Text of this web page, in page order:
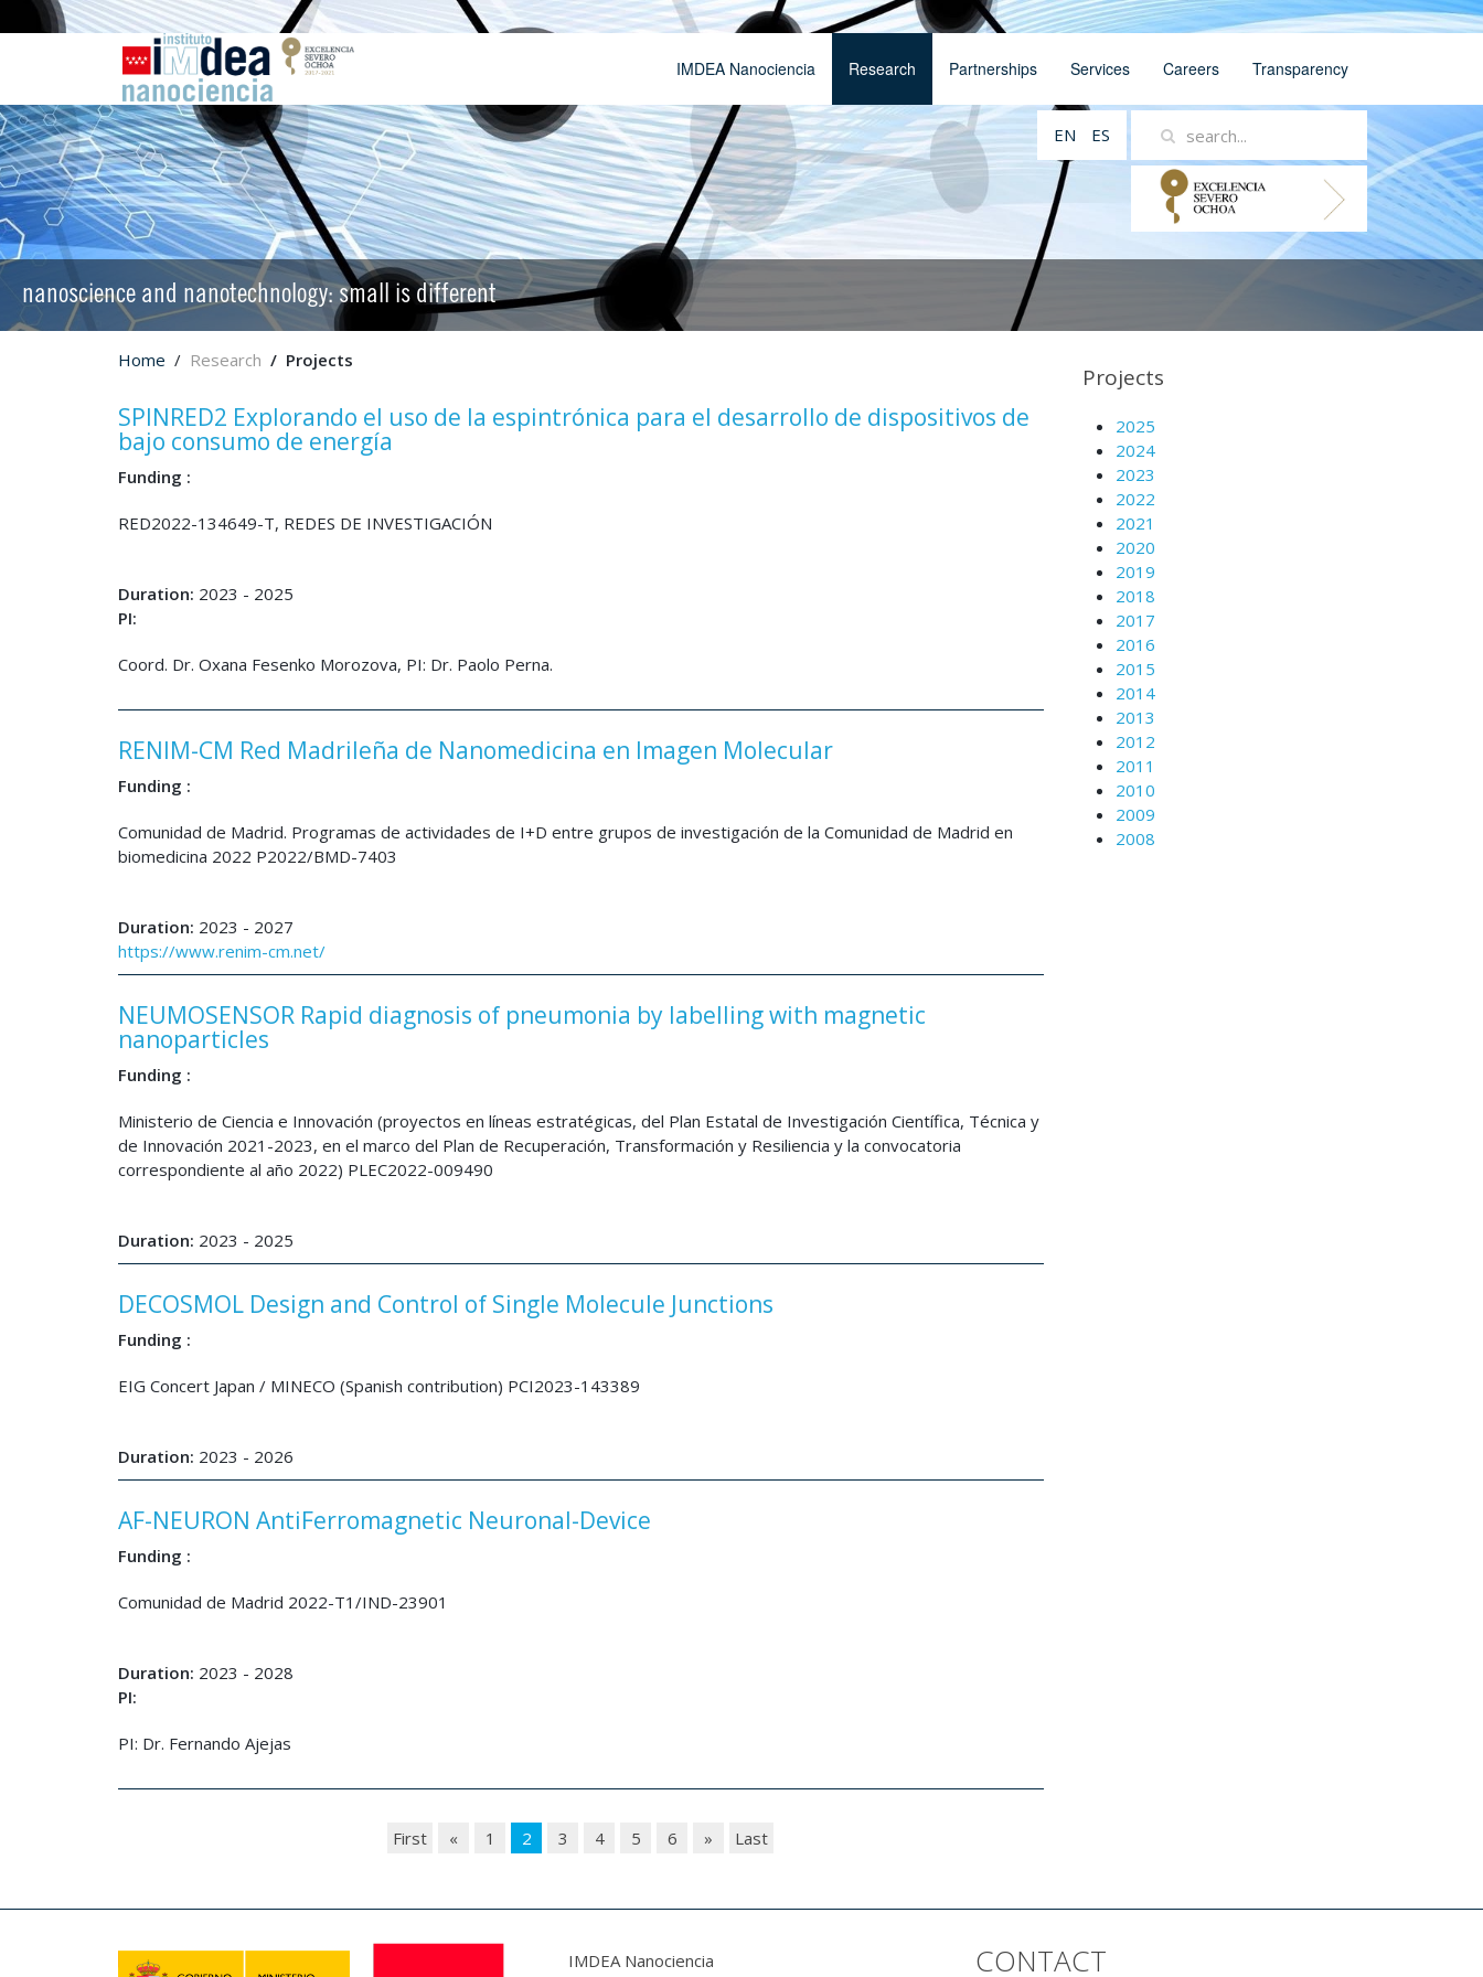
IMDEA Nanociencia Research Partnerships Services Careers Transparency
EN ES
nanoscience and nanotechnology: small is different
Home Research Projects
SPINRED2 Explorando el uso de la espintrónica para el desarrollo de dispositivos de
bajo consumo de energía
Funding :
RED2022-134649-T, REDES DE INVESTIGACIÓN
Duration: 2023 - 2025
PI:
Coord. Dr. Oxana Fesenko Morozova, PI: Dr. Paolo Perna.
RENIM-CM Red Madrileña de Nanomedicina en Imagen Molecular
Funding :
Comunidad de Madrid. Programas de actividades de I+D entre grupos de investigación de la Comunidad de Madrid en
biomedicina 2022 P2022/BMD-7403
Duration: 2023 - 2027
https://www.renim-cm.net/
NEUMOSENSOR Rapid diagnosis of pneumonia by labelling with magnetic
nanoparticles
Funding :
Ministerio de Ciencia e Innovación (proyectos en líneas estratégicas, del Plan Estatal de Investigación Científica, Técnica y
de Innovación 2021-2023, en el marco del Plan de Recuperación, Transformación y Resiliencia y la convocatoria
correspondiente al año 2022) PLEC2022-009490
Duration: 2023 - 2025
DECOSMOL Design and Control of Single Molecule Junctions
Funding :
EIG Concert Japan / MINECO (Spanish contribution) PCI2023-143389
Duration: 2023 - 2026
AF-NEURON AntiFerromagnetic Neuronal-Device
Funding :
Comunidad de Madrid 2022-T1/IND-23901
Duration: 2023 - 2028
PI:
PI: Dr. Fernando Ajejas
First « 1 2 3 4 5 6 » Last
Projects
2025
2024
2023
2022
2021
2020
2019
2018
2017
2016
2015
2014
2013
2012
2011
2010
2009
2008
IMDEA Nanociencia CONTACT